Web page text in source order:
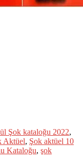
Şok kataloğu 2022,
Aktüel, Şok aktüel 10
Kataloğu, şok